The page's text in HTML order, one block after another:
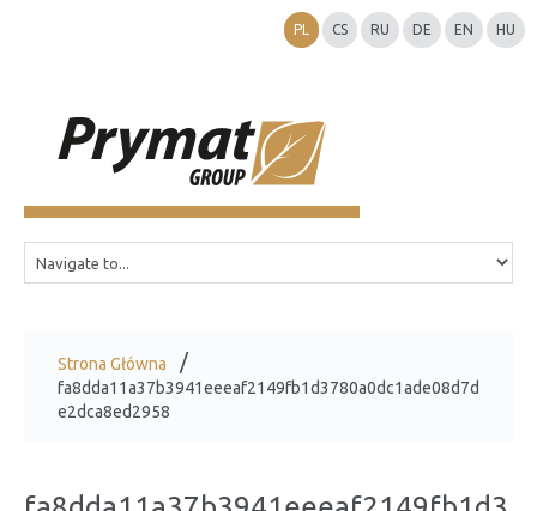
PL CS RU DE EN HU
Strona Główna
fa8dda11a37b3941eeeaf2149fb1d3780a0dc1ade08d7d
e2dca8ed2958